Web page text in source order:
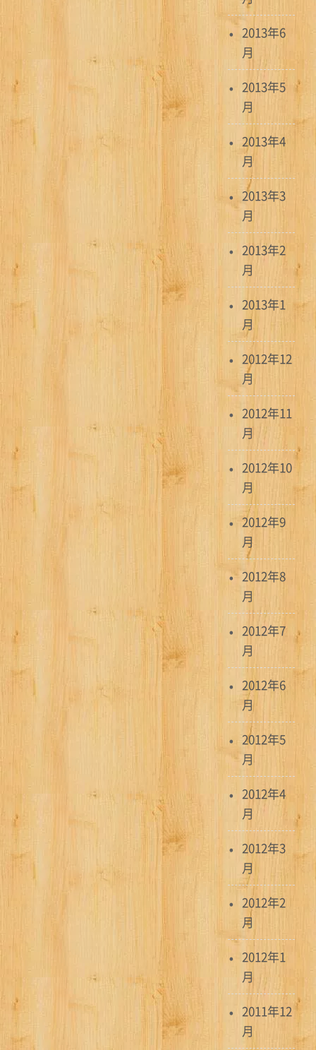
2013年6
月
2013年5
月
2013年4
月
2013年3
月
2013年2
月
2013年1
月
2012年12
月
2012年11
月
2012年10
月
2012年9
月
2012年8
月
2012年7
月
2012年6
月
2012年5
月
2012年4
月
2012年3
月
2012年2
月
2012年1
月
2011年12
月